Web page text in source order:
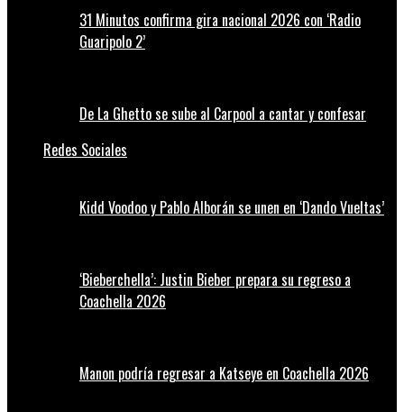
31 Minutos confirma gira nacional 2026 con ‘Radio
Guaripolo 2’
De La Ghetto se sube al Carpool a cantar y confesar
Redes Sociales
Kidd Voodoo y Pablo Alborán se unen en ‘Dando Vueltas’
‘Bieberchella’: Justin Bieber prepara su regreso a
Coachella 2026
Manon podría regresar a Katseye en Coachella 2026